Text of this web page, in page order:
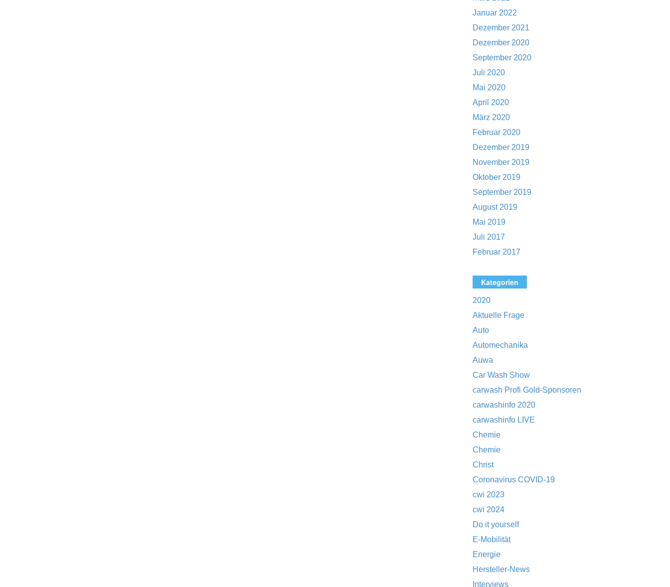
Januar 2022
Dezember 2021
Dezember 2020
September 2020
Juli 2020
Mai 2020
April 2020
März 2020
Februar 2020
Dezember 2019
November 2019
Oktober 2019
September 2019
August 2019
Mai 2019
Juli 2017
Februar 2017
Kategorien
2020
Aktuelle Frage
Auto
Automechanika
Auwa
Car Wash Show
carwash Profi Gold-Sponsoren
carwashinfo 2020
carwashinfo LIVE
Chemie
Chemie
Christ
Coronavirus COVID-19
cwi 2023
cwi 2024
Do it yourself
E-Mobilität
Energie
Hersteller-News
Interviews